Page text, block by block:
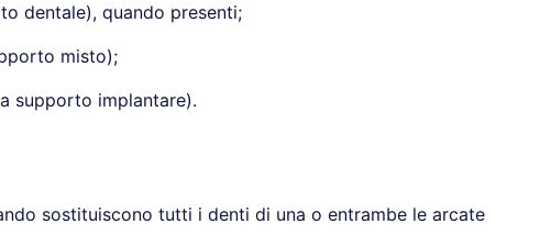
dentale), quando presenti;
misto);
supporto implantare).
sostituiscono tutti i denti di una o entrambe le arcate